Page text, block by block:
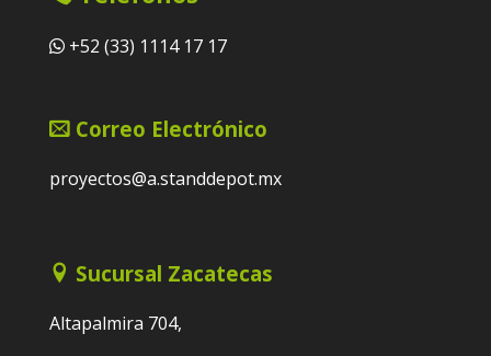
+52 (33) 1114 17 17
Correo Electrónico
proyectos@a.standdepot.mx
Sucursal Zacatecas
Altapalmira 704,